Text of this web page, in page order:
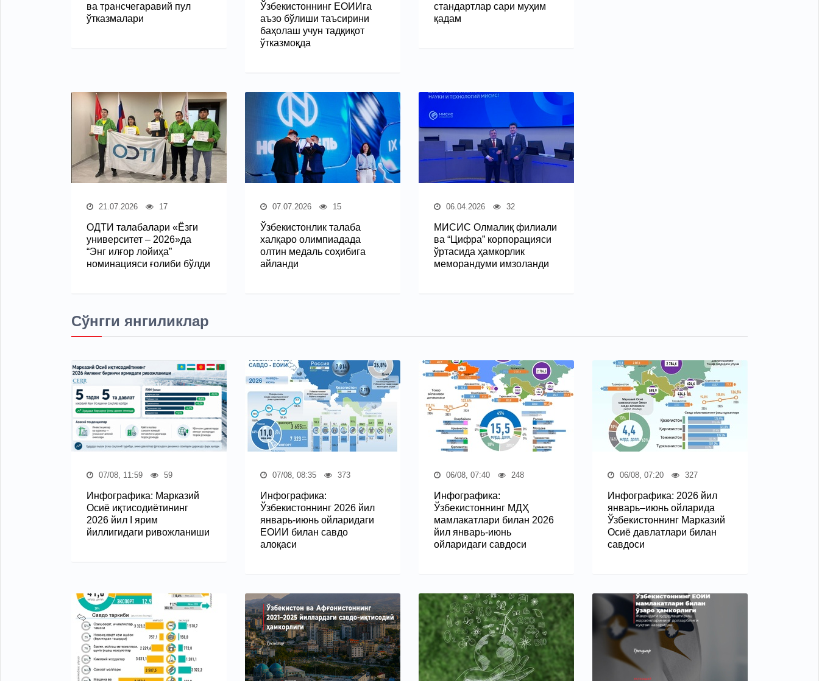
ва трансчегаравий пул
ўтказмалари
Ўзбекистоннинг ЕОИИга
аъзо бўлиши таъсирини
баҳолаш учун тадқиқот
ўтказмоқда
стандартлар сари муҳим
қадам
21.07.2026 17
ОДТИ талабалари «Ёзги
университет – 2026»да
“Энг илғор лойиҳа”
номинацияси ғолиби бўлди
07.07.2026 15
Ўзбекистонлик талаба
халқаро олимпиадада
олтин медаль соҳибига
айланди
06.04.2026 32
МИСИС Олмалиқ филиали
ва “Цифра” корпорацияси
ўртасида ҳамкорлик
меморандуми имзоланди
Сўнгги янгиликлар
07/08, 11:59 59
Инфографика: Марказий
Осиё иқтисодиётининг
2026 йил I ярим
йиллигидаги ривожланиши
07/08, 08:35 373
Инфографика:
Ўзбекистоннинг 2026 йил
январь-июнь ойларидаги
ЕОИИ билан савдо
алоқаси
06/08, 07:40 248
Инфографика:
Ўзбекистоннинг МДҲ
мамлакатлари билан 2026
йил январь-июнь
ойларидаги савдоси
06/08, 07:20 327
Инфографика: 2026 йил
январь–июнь ойларида
Ўзбекистоннинг Марказий
Осиё давлатлари билан
савдоси